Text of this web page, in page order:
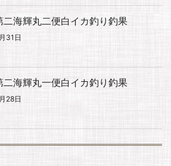
二海輝丸二便白イカ釣り釣果
31日
二海輝丸一便白イカ釣り釣果
28日